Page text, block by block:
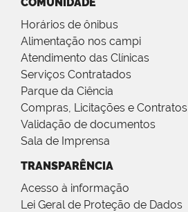
Horários de ônibus
Alimentação nos campi
Atendimento das Clínicas
Serviços Contratados
Parque da Ciência
Compras, Licitações e Contratos
Validação de documentos
Sala de Imprensa
TRANSPARÊNCIA
Acesso à informação
Lei Geral de Proteção de Dados